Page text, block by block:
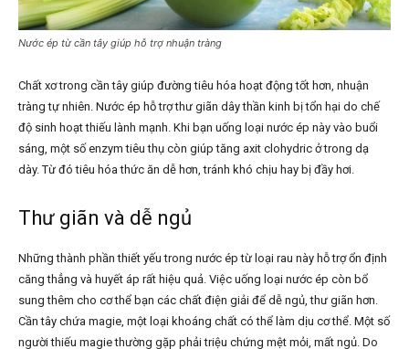
Nước ép từ cần tây giúp hỗ trợ nhuận tràng
Chất xơ trong cần tây giúp đường tiêu hóa hoạt động tốt hơn, nhuận
tràng tự nhiên. Nước ép hỗ trợ thư giãn dây thần kinh bị tổn hại do chế
độ sinh hoạt thiếu lành mạnh. Khi bạn uống loại nước ép này vào buổi
sáng, một số enzym tiêu thụ còn giúp tăng axit clohydric ở trong dạ
dày. Từ đó tiêu hóa thức ăn dễ hơn, tránh khó chịu hay bị đầy hơi.
Thư giãn và dễ ngủ
Những thành phần thiết yếu trong nước ép từ loại rau này hỗ trợ ổn định
căng thẳng và huyết áp rất hiệu quả. Việc uống loại nước ép còn bổ
sung thêm cho cơ thể bạn các chất điện giải để dễ ngủ, thư giãn hơn.
Cần tây chứa magie, một loại khoáng chất có thể làm dịu cơ thể. Một số
người thiếu magie thường gặp phải triệu chứng mệt mỏi, mất ngủ. Do